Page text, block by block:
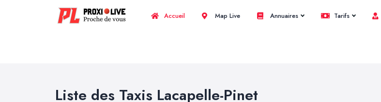
Accueil Map Live Annuaires Tarifs
Liste des Taxis Lacapelle-Pinet